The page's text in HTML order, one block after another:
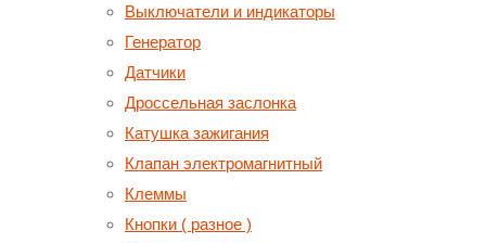
Выключатели и индикаторы
Генератор
Датчики
Дроссельная заслонка
Катушка зажигания
Клапан электромагнитный
Клеммы
Кнопки ( разное )